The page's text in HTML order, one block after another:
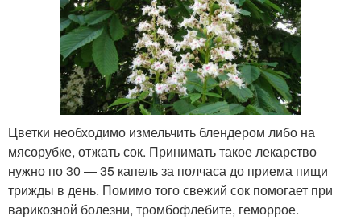
Цветки необходимо измельчить блендером либо на
мясорубке, отжать сок. Принимать такое лекарство
нужно по 30 — 35 капель за полчаса до приема пищи
трижды в день. Помимо того свежий сок помогает при
варикозной болезни, тромбофлебите, геморрое.